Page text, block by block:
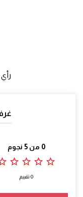
0 من 5 نجوم
star_outline
star_outline
star_outline
star_outline
0 تقييم